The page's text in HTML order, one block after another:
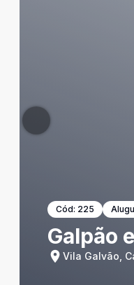
Cód: 225
Galpão
Vila Galvão,